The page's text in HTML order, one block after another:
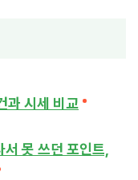
과 시세 비교
못 쓰던 포인트,